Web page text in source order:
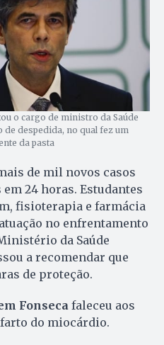
o cargo de ministro da Saúde
de despedida, no qual fez um
da pasta
de mil novos casos
24 horas. Estudantes
fisioterapia e farmácia
no enfrentamento
da Saúde
a recomendar que
de proteção.
Fonseca faleceu aos
do miocárdio.